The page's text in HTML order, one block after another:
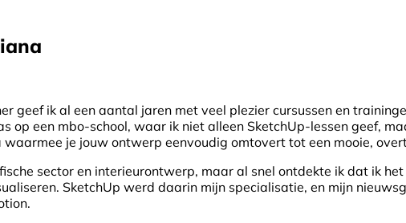
geef ik al een aantal jaren met veel plezier cursussen en
op een mbo-school, waar ik niet alleen SketchUp-lessen geef,
je jouw ontwerp eenvoudig omtovert tot een mooie,
sector en interieurontwerp, maar al snel ontdekte ik dat ik
SketchUp werd daarin mijn specialisatie, en mijn